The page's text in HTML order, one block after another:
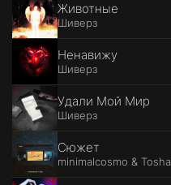
Животные
Шиверз
Ненавижу
Шиверз
Удали Мой Мир
Шиверз
Сюжет
minimalcosmo & Tosha